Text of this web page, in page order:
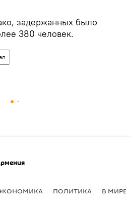
задержанных было
380 человек.
ПОЛИТИКА В МИРЕ